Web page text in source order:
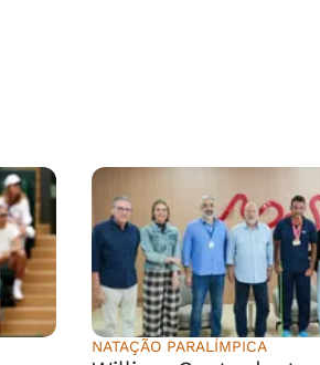
NATAÇÃO PARALÍMPICA